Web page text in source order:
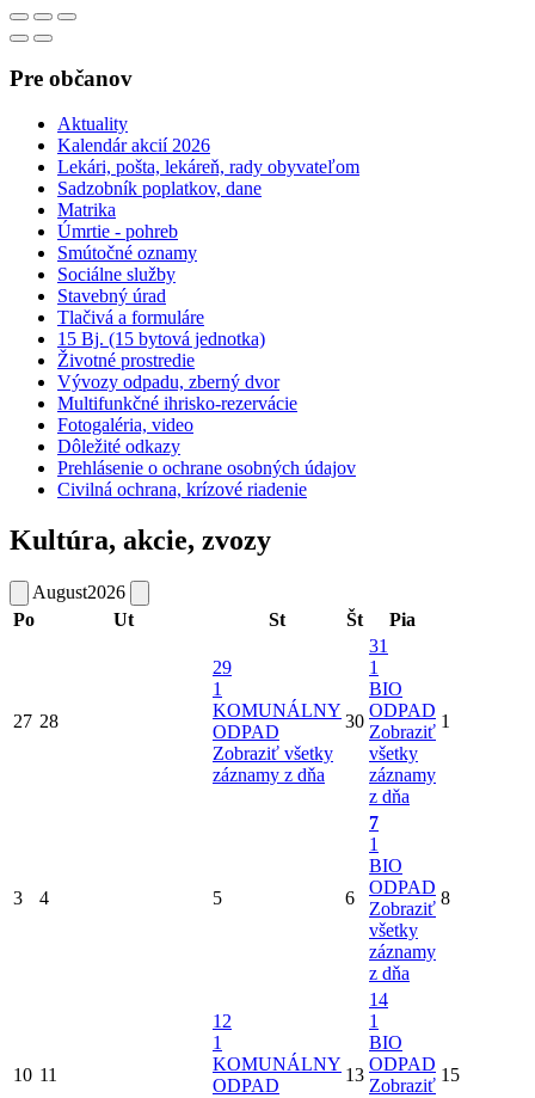
Pre občanov
Aktuality
Kalendár akcií 2026
Lekári, pošta, lekáreň, rady obyvateľom
Sadzobník poplatkov, dane
Matrika
Úmrtie - pohreb
Smútočné oznamy
Sociálne služby
Stavebný úrad
Tlačivá a formuláre
15 Bj. (15 bytová jednotka)
Životné prostredie
Vývozy odpadu, zberný dvor
Multifunkčné ihrisko-rezervácie
Fotogaléria, video
Dôležité odkazy
Prehlásenie o ochrane osobných údajov
Civilná ochrana, krízové riadenie
Kultúra, akcie, zvozy
August2026
Po
Ut St Št Pia
27 28
29
1
KOMUNÁLNY
ODPAD
Zobraziť všetky
záznamy z dňa
30
31
1
BIO
ODPAD
Zobraziť
všetky
záznamy
z dňa
1
3 4 5 6
7
1
BIO
ODPAD
Zobraziť
všetky
záznamy
z dňa
8
10 11
12
1
KOMUNÁLNY
ODPAD
13
14
1
BIO
ODPAD
Zobraziť
15